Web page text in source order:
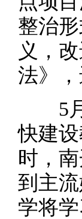
整治
义，
法》
5月8
快建
时，
到主
学将